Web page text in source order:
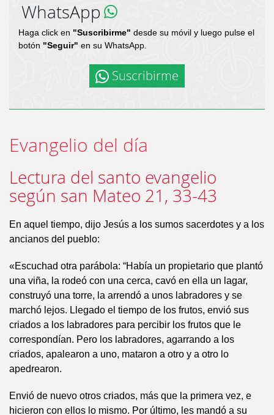
WhatsApp
Haga click en "Suscribirme" desde su móvil y luego pulse el
botón "Seguir" en su WhatsApp.
Suscribirme
Evangelio del día
Lectura del santo evangelio
según san Mateo 21, 33-43
En aquel tiempo, dijo Jesús a los sumos sacerdotes y a los
ancianos del pueblo:
«Escuchad otra parábola: “Había un propietario que plantó
una viña, la rodeó con una cerca, cavó en ella un lagar,
construyó una torre, la arrendó a unos labradores y se
marchó lejos. Llegado el tiempo de los frutos, envió sus
criados a los labradores para percibir los frutos que le
correspondían. Pero los labradores, agarrando a los
criados, apalearon a uno, mataron a otro y a otro lo
apedrearon.
Envió de nuevo otros criados, más que la primera vez, e
hicieron con ellos lo mismo. Por último, les mandó a su